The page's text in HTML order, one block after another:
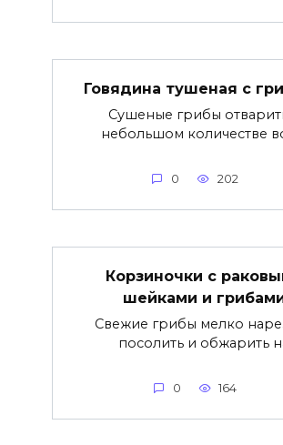
Говядина тушеная с
Сушеные грибы
небольшом количестве
0 202
Корзиночки с
шейками и
Свежие грибы мелко
посолить и обжарить
0 164